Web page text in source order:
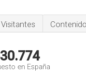
Visitantes Contenido
en España